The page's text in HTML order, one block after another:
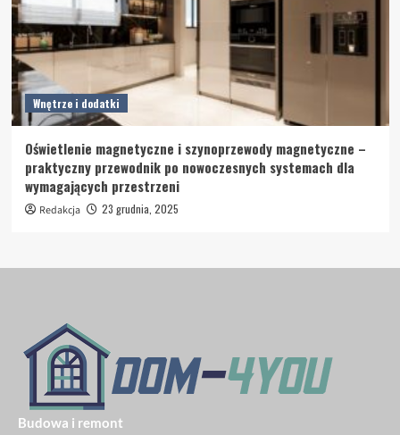
Wnętrze i dodatki
Oświetlenie magnetyczne i szynoprzewody magnetyczne –
praktyczny przewodnik po nowoczesnych systemach dla
wymagających przestrzeni
Redakcja 23 grudnia, 2025
Budowa i remont